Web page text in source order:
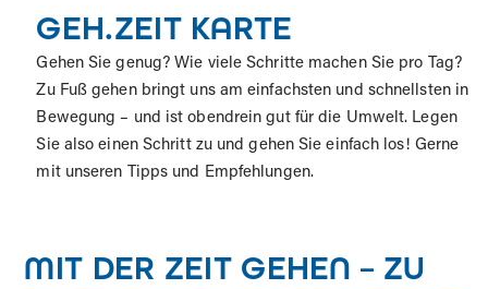
GEH.ZEIT KARTE
Gehen Sie genug? Wie viele Schritte machen Sie pro Tag?
Zu Fuß gehen bringt uns am einfachsten und schnellsten in
Bewegung – und ist obendrein gut für die Umwelt. Legen
Sie also einen Schritt zu und gehen Sie einfach los! Gerne
mit unseren Tipps und Empfehlungen.
MIT DER ZEIT GEHEN – ZU